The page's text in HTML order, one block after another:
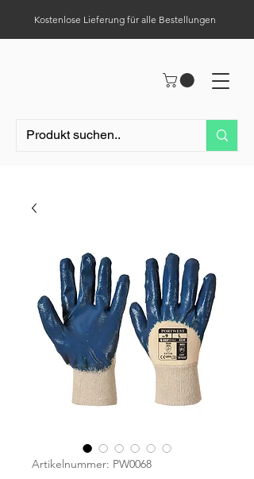
Kostenlose Lieferung für alle Bestellungen
Artikelnummer: PW0068